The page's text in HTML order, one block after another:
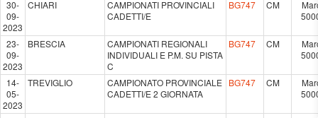
30-
09-
2023
CHIARI
CAMPIONATI PROVINCIALI
CADETTI/E
BG747 CM
23-
09-
2023
BRESCIA
CAMPIONATI REGIONALI
INDIVIDUALI E P.M. SU PISTA
C
BG747 CM
14-
05-
2023
TREVIGLIO
CAMPIONATO PROVINCIALE
CADETTI/E 2 GIORNATA
BG747 CM